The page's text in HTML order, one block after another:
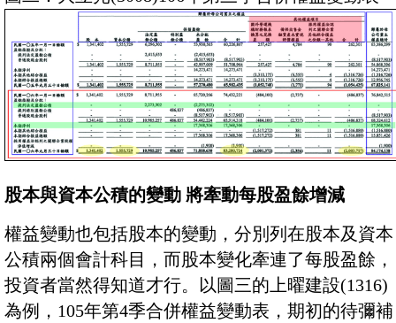
股本與資本公積的變動 將牽動每股盈餘增減
權益變動也包括股本的變動，分別列在股本及資本
公積兩個會計科目，而股本變化牽連了每股盈餘，
投資者當然得知道才行。以圖三的上曜建設(1316)
為例，105年第4季合併權益變動表，期初的待彌補